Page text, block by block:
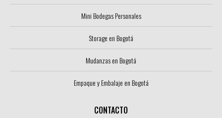
Mini Bodegas Personales
Storage en Bogotá
Mudanzas en Bogotá
Empaque y Embalaje en Bogotá
CONTACTO